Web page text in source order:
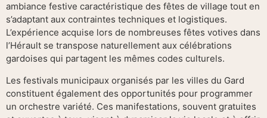
ambiance festive caractéristique des fêtes de village tout en
s’adaptant aux contraintes techniques et logistiques.
L’expérience acquise lors de nombreuses fêtes votives dans
l’Hérault se transpose naturellement aux célébrations
gardoises qui partagent les mêmes codes culturels.
Les festivals municipaux organisés par les villes du Gard
constituent également des opportunités pour programmer
un orchestre variété. Ces manifestations, souvent gratuites